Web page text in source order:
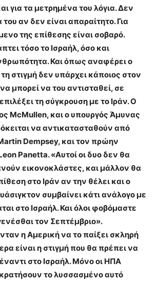
για τα μετρημένα του λόγια. Δεν
του αν δεν είναι απαραίτητο. Για
της επίθεσης είναι σοβαρό.
τόσο το Ισραήλ, όσο και
Και όπως αναφέρει ο
στιγμή δεν υπάρχει κάποιος στον
μπορεί να του αντισταθεί, σε
τη σύγκρουση με το Ιράν. Ο
McMullen, και ο υπουργός Άμυνας
να αντικατασταθούν από
Dempsey, και τον πρώην
Panetta. «Αυτοί οι δυο δεν θα
εικονοκλάστες, και μάλλον θα
στο Ιράν αν την θέλει και ο
συμβαίνει κάτι ανάλογο με
στο Ισραήλ. Και όλοι φοβόμαστε
τον Σεπτέμβριο».
η Αμερική να το παίξει σκληρή
είναι η στιγμή που θα πρέπει να
στο Ισραήλ. Μόνο οι ΗΠΑ
το λυσσασμένο αυτό